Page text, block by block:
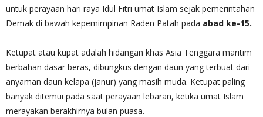
untuk perayaan hari raya Idul Fitri umat Islam sejak pemerintahan
Demak di bawah kepemimpinan Raden Patah pada abad ke-15.
Ketupat atau kupat adalah hidangan khas Asia Tenggara maritim
berbahan dasar beras, dibungkus dengan daun yang terbuat dari
anyaman daun kelapa (janur) yang masih muda. Ketupat paling
banyak ditemui pada saat perayaan lebaran, ketika umat Islam
merayakan berakhirnya bulan puasa.